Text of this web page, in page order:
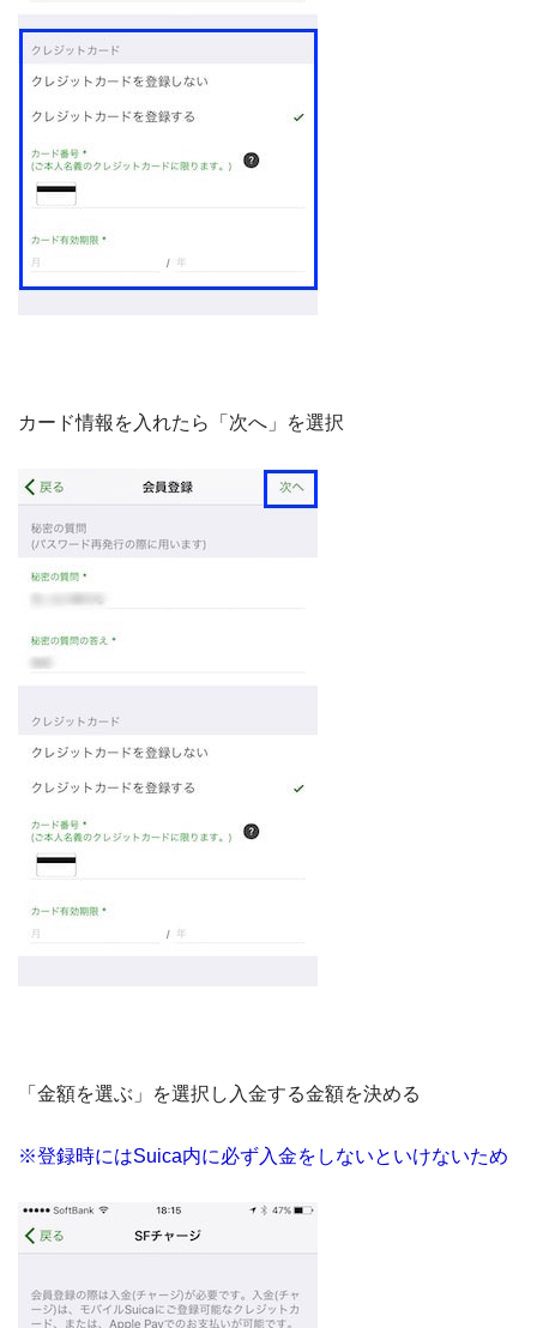
カード情報を入れたら「次へ」を選択
「金額を選ぶ」を選択し入金する金額を決める
※登録時にはSuica内に必ず入金をしないといけないため